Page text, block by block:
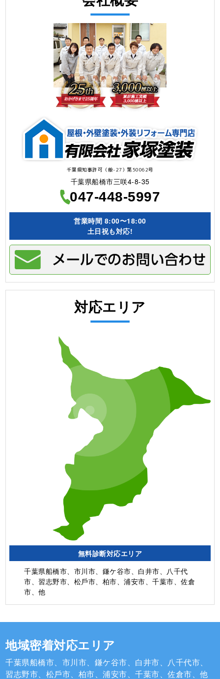
千葉県知事許可（般-27）第50062号
千葉県船橋市三咲4-8-35
047-448-5997
営業時間 8:00〜18:00
土日祝も対応!
対応エリア
無料診断対応エリア
千葉県船橋市、市川市、鎌ケ谷市、白井市、⼋千代
市、習志野市、松⼾市、柏市、浦安市、千葉市、佐倉
市、他
地域密着対応エリア
千葉県船橋市、市川市、鎌ケ谷市、白井市、⼋千代市、
習志野市、松⼾市、柏市、浦安市、千葉市、佐倉市、他